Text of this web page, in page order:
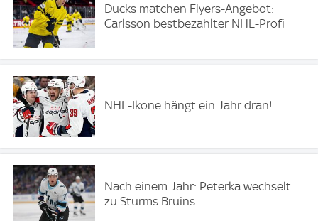
Ducks matchen Flyers-Angebot:
Carlsson bestbezahlter NHL-Profi
NHL-Ikone hängt ein Jahr dran!
Nach einem Jahr: Peterka wechselt
zu Sturms Bruins